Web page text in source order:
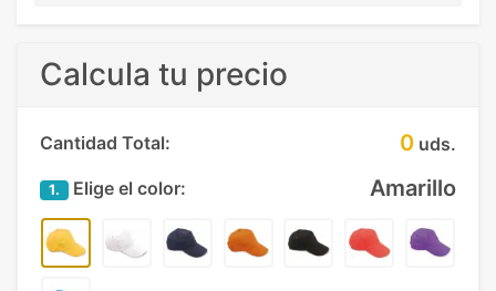
Calcula tu precio
Cantidad Total: 0 uds.
1. Elige el color: Amarillo